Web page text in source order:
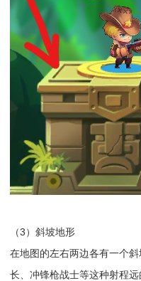
（3）斜坡地形
在地图的左右两边各有一个
长、冲锋枪战士等这种射程